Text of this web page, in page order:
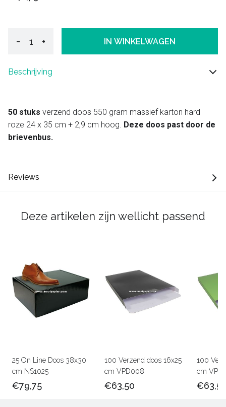
− + IN WINKELWAGEN
Beschrijving
50 stuks verzend doos 550 gram massief karton hard
roze 24 x 35 cm + 2,9 cm hoog. Deze doos past door de
brievenbus.
Reviews
Deze artikelen zijn wellicht passend
25 On Line Doos 38x30
cm NS1025
€79,75
100 Verzend doos 16x25
cm VPD008
€63,50
100
cm